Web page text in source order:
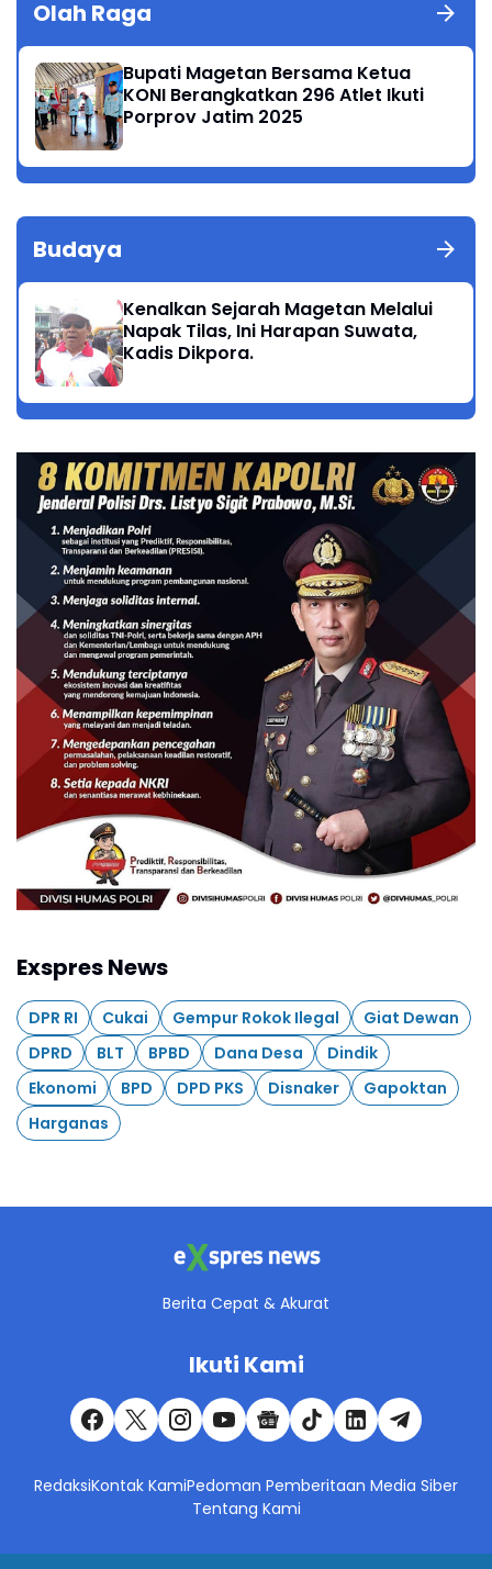
Olah Raga
Bupati Magetan Bersama Ketua
KONI Berangkatkan 296 Atlet Ikuti
Porprov Jatim 2025
Budaya
Kenalkan Sejarah Magetan Melalui
Napak Tilas, Ini Harapan Suwata,
Kadis Dikpora.
Exspres News
DPR RI Cukai Gempur Rokok Ilegal
Giat Dewan
DPRD
BLT BPBD Dana Desa
Dindik
Ekonomi
BPD DPD PKS Disnaker
Gapoktan
Harganas
Berita Cepat & Akurat
Ikuti Kami
RedaksiKontak KamiPedoman Pemberitaan Media Siber
Tentang Kami